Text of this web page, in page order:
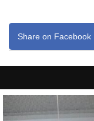
Share on Facebook